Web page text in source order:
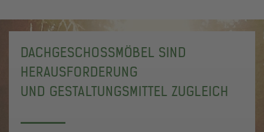
DACHGESCHOSSMÖBEL SIND
HERAUSFORDERUNG
UND GESTALTUNGSMITTEL ZUGLEICH